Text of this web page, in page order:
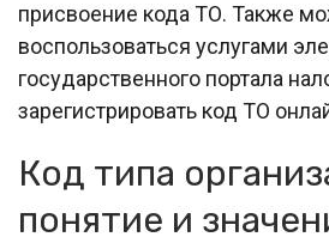
присвоение кода ТО. Также
воспользоваться услугами
государственного портала
зарегистрировать код ТО
Код типа
понятие и